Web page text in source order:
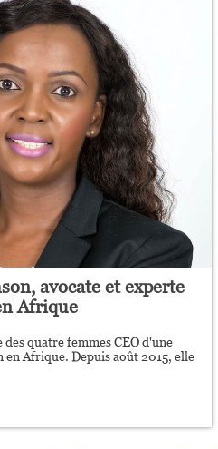
avocate et experte
Afrique
des quatre femmes CEO d'une
Afrique. Depuis août 2015, elle